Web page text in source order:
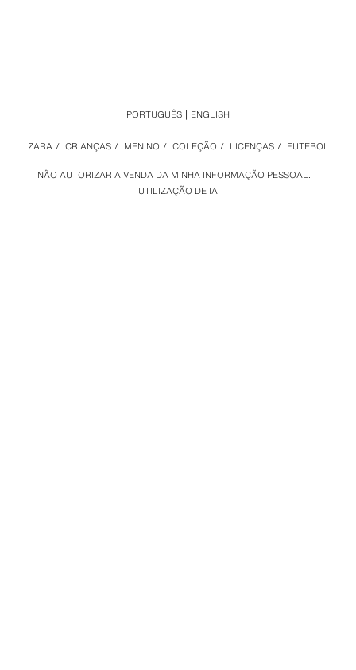
NÃO AUTORIZAR A VENDA DA MINHA INFORMAÇÃO PESSOAL.
UTILIZAÇÃO DE IA
ZARA / CRIANÇAS / MENINO / COLEÇÃO / LICENÇAS / FUTEBOL
PORTUGUÊS ENGLISH